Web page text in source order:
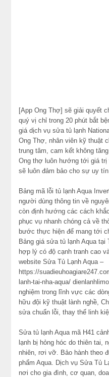
[App Ong Thợ] sẽ giải quyết
quý vị chỉ trong 20 phút bắt
giá dịch vụ sửa tủ lạnh
Ong Thợ, nhân viên kỹ thuật
trung tâm, cam kết không
Ong thợ luôn hướng tới giá
sẽ luôn đảm bảo cho sự uy
Bảng mã lỗi tủ lạnh Aqua
người dùng thông tin về
còn định hướng các cách
phục vụ nhanh chóng cả về
bước thực hiện để mang tới
Bảng giá sửa tủ lạnh Aqua
hợp lý có độ cạnh tranh cao
website Sửa Tủ Lạnh Aqua –
https://
lanh-tai-nha-aqua/
nghiệm trong lĩnh vực các
hữu đội kỹ thuật lành nghề,
sửa chuẩn lỗi, thay thế linh
Sửa tủ lạnh Aqua mã H41
lạnh bị hỏng hóc do thiên tai,
nhiên, rơi vỡ. Bảo hành theo
phẩm Aqua. Dịch vụ Sửa Tủ
nơi cho gia đình, cơ quan,